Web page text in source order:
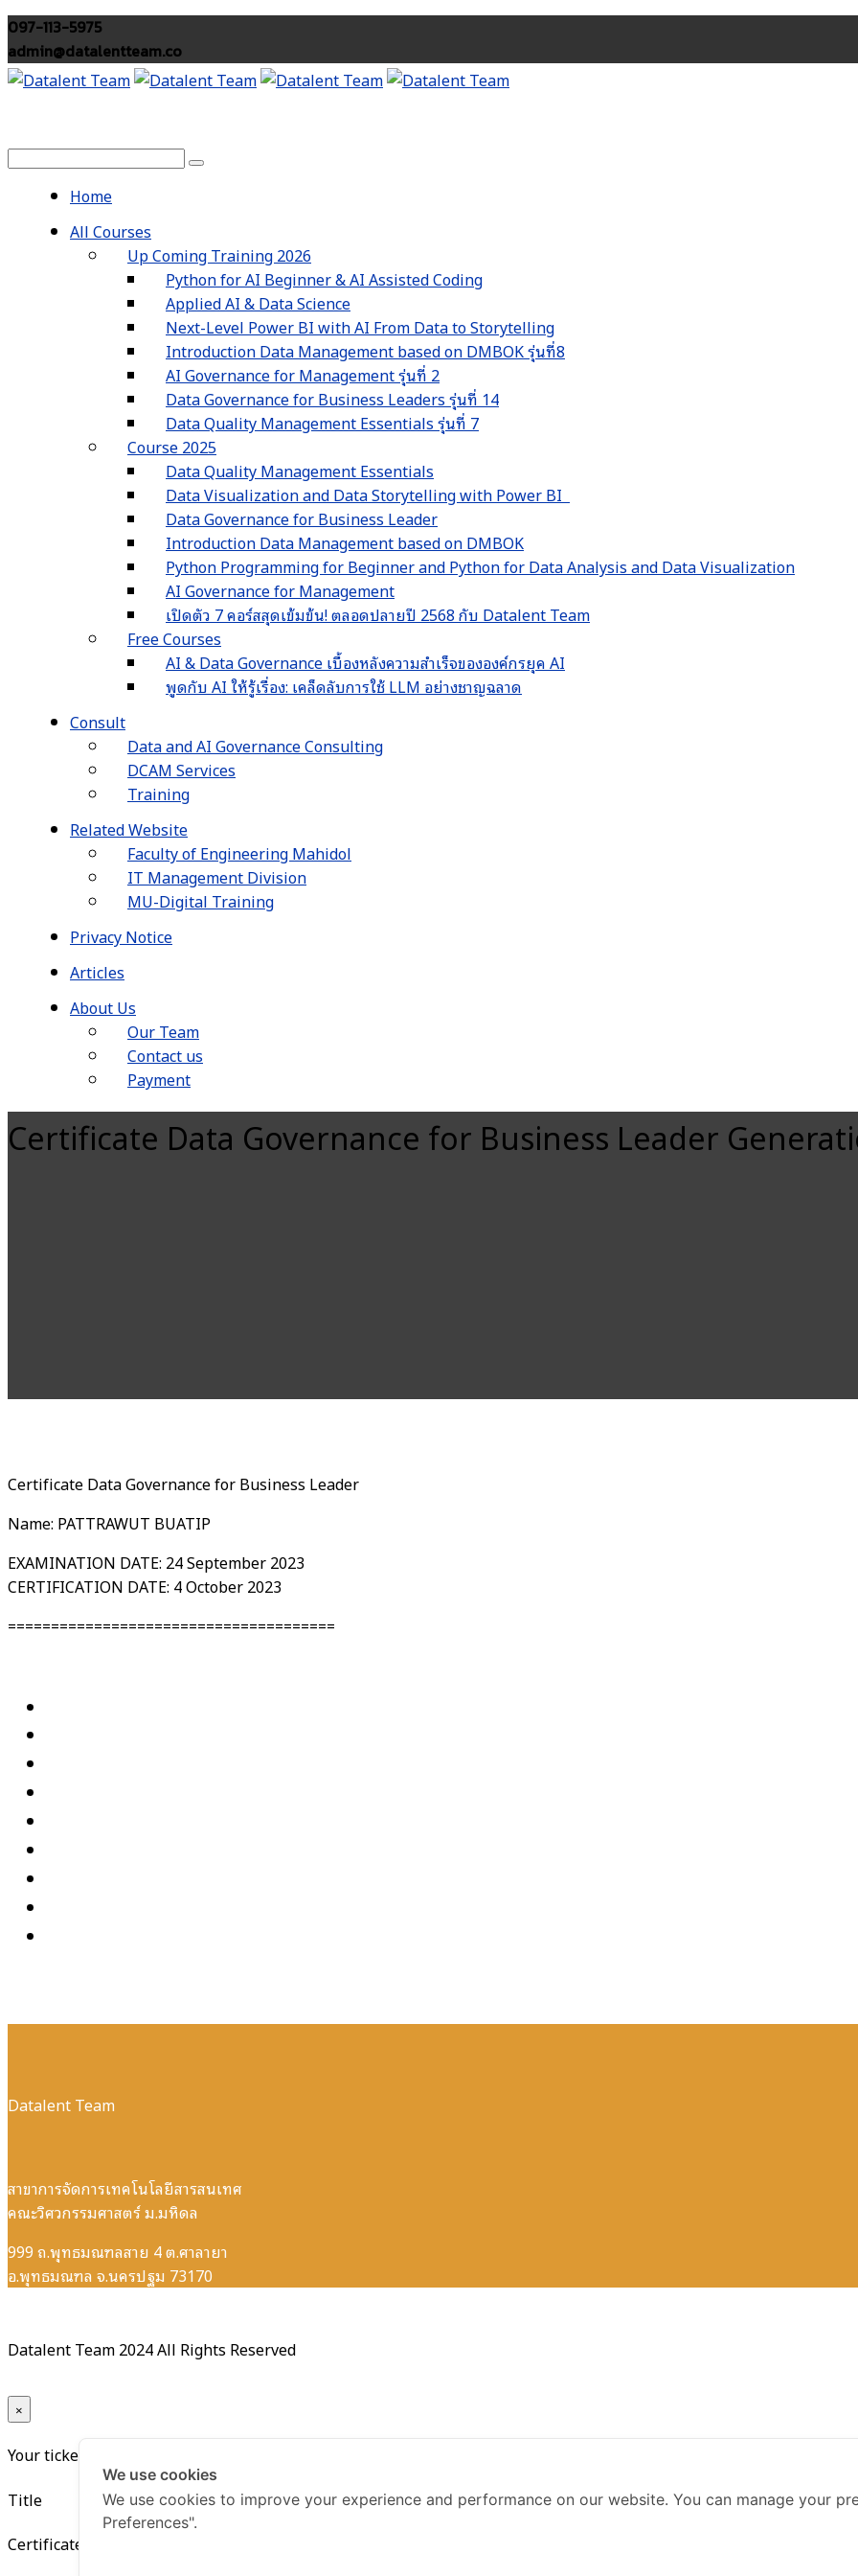
097-113-5975
admin@datalentteam.co
Home
All Courses
Up Coming Training 2026
Python for AI Beginner & AI Assisted Coding
Applied AI & Data Science
Next-Level Power BI with AI From Data to Storytelling
Introduction Data Management based on DMBOK รุ่นที่8
AI Governance for Management รุ่นที่ 2
Data Governance for Business Leaders รุ่นที่ 14
Data Quality Management Essentials รุ่นที่ 7
Course 2025
Data Quality Management Essentials
Data Visualization and Data Storytelling with Power BI
Data Governance for Business Leader
Introduction Data Management based on DMBOK
Python Programming for Beginner and Python for Data Analysis and Data Visualization
AI Governance for Management
เปิดตัว 7 คอร์สสุดเข้มข้น! ตลอดปลายปี 2568 กับ Datalent Team
Free Courses
AI & Data Governance เบื้องหลังความสำเร็จขององค์กรยุค AI
พูดกับ AI ให้รู้เรื่อง: เคล็ดลับการใช้ LLM อย่างชาญฉลาด
Consult
Data and AI Governance Consulting
DCAM Services
Training
Related Website
Faculty of Engineering Mahidol
IT Management Division
MU-Digital Training
Privacy Notice
Articles
About Us
Our Team
Contact us
Payment
Certificate Data Governance for Business Leader
Certificate Data Governance for Business Leader
Name: PATTRAWUT BUATIP
EXAMINATION DATE: 24 September 2023
CERTIFICATION DATE: 4 October 2023
======================================
Datalent Team
สาขาการจัดการเทคโนโลยีสารสนเทศ
คณะวิศวกรรมศาสตร์ ม.มหิดล
999 ถ.พุทธมณฑลสาย 4 ต.ศาลายา
อ.พุทธมณฑล จ.นครปฐม 73170
Datalent Team 2024 All Rights Reserved
×
Your ticket for the: Certificate Data Governance for Business Leader Generation 11
Title
Certificate Data Governance for Business Leader Generation 11
We use cookies
We use cookies to improve your experience and performance on our website. You can manage your
Preferences".